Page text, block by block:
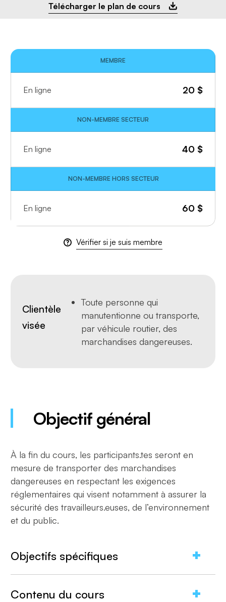
MEMBRE
En ligne 20$
NON-MEMBRE SECTEUR
En ligne 40$
NON-MEMBRE HORS SECTEUR
En ligne 60$
Vérifier si je suis membre
Clientèle
visée
Toute personne qui
manutentionne ou transporte,
par véhicule routier, des
marchandises dangereuses.
Objectif général
À la fin du cours, les participants.tes seront en
mesure de transporter des marchandises
dangereuses en respectant les exigences
réglementaires qui visent notamment à assurer la
sécurité des travailleurs.euses, de l’environnement
et du public.
Objectifs spécifiques
participante sera en mesure de :
Contenu du cours
Télécharger le plan de cours